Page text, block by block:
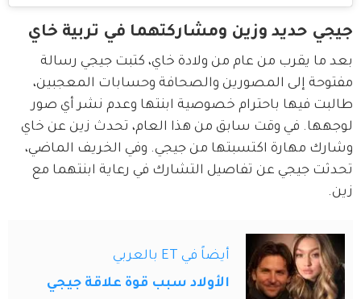
جيجي حديد وزين ومشاركتهما في تربية خاي
بعد ما يقرب من عام من ولادة خاي، كتبت جيجي رسالة
مفتوحة إلى المصورين والصحافة وحسابات المعجبين،
طالبت فيها باحترام خصوصية ابنتها وعدم نشر أي صور
لوجهها. في وقت سابق من هذا العام، تحدث زين عن خاي
وشارك مهارة اكتسبتها من جيجي. وفي الخريف الماضي،
تحدثت جيجي عن تفاصيل التشارك في رعاية ابنتهما مع
زين.
أيضاً في ET بالعربي
الأولاد سبب قوة علاقة جيجي